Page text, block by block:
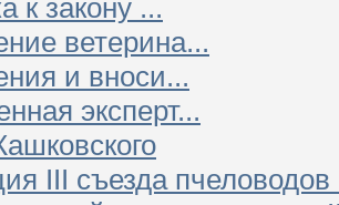
к закону ...
ветерина...
и вноси...
эксперт...
III съезда